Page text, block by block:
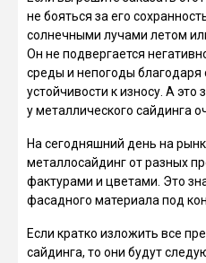
не бояться за его
солнечными лучами летом
Он не подвергается
среды и непогоды
устойчивости к износу. А это
у металлического сайдинга
На сегодняшний день на
металлосайдинг от разных
фактурами и цветами. Это
фасадного материала под
Если кратко изложить все
сайдинга, то они будут